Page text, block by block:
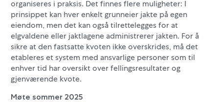
organiseres i praksis. Det finnes flere muligheter: I
prinsippet kan hver enkelt grunneier jakte på egen
eiendom, men det kan også tilrettelegges for at
elgvaldene eller jaktlagene administrerer jakten. For å
sikre at den fastsatte kvoten ikke overskrides, må det
etableres et system med ansvarlige personer som til
enhver tid har oversikt over fellingsresultater og
gjenværende kvote.
Møte sommer 2025